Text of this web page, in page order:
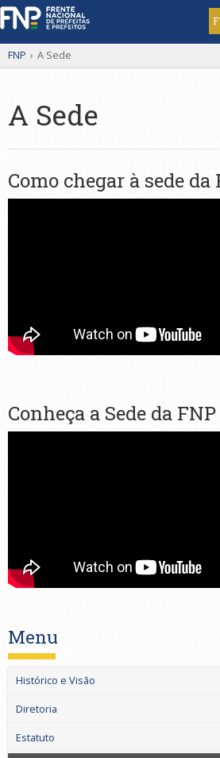
FNP › A Sede
A Sede
Como chegar à sede da
Conheça a Sede da FNP
Menu
Histórico e Visão
Diretoria
Estatuto